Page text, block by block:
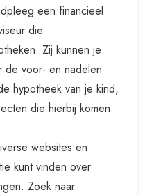
een financieel
die
Zij kunnen je
de voor- en nadelen
hypotheek van je kind,
die hierbij komen
websites en
kunt vinden over
Zoek naar